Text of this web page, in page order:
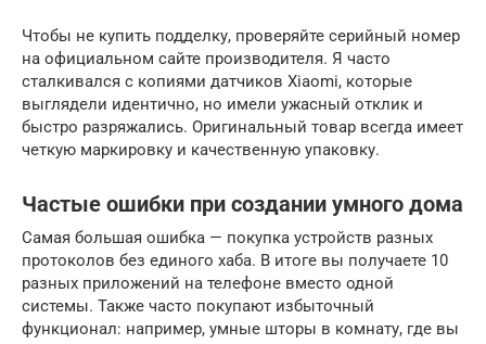
Чтобы не купить подделку, проверяйте серийный номер
на официальном сайте производителя. Я часто
сталкивался с копиями датчиков Xiaomi, которые
выглядели идентично, но имели ужасный отклик и
быстро разряжались. Оригинальный товар всегда имеет
четкую маркировку и качественную упаковку.
Частые ошибки при создании умного дома
Самая большая ошибка — покупка устройств разных
протоколов без единого хаба. В итоге вы получаете 10
разных приложений на телефоне вместо одной
системы. Также часто покупают избыточный
функционал: например, умные шторы в комнату, где вы